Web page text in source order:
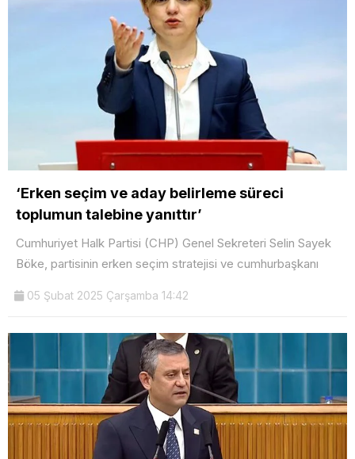
‘Erken seçim ve aday belirleme süreci
toplumun talebine yanıttır’
Cumhuriyet Halk Partisi (CHP) Genel Sekreteri Selin Sayek
Böke, partisinin erken seçim stratejisi ve cumhurbaşkanı
05 Şubat 2025 Çarşamba 14:42